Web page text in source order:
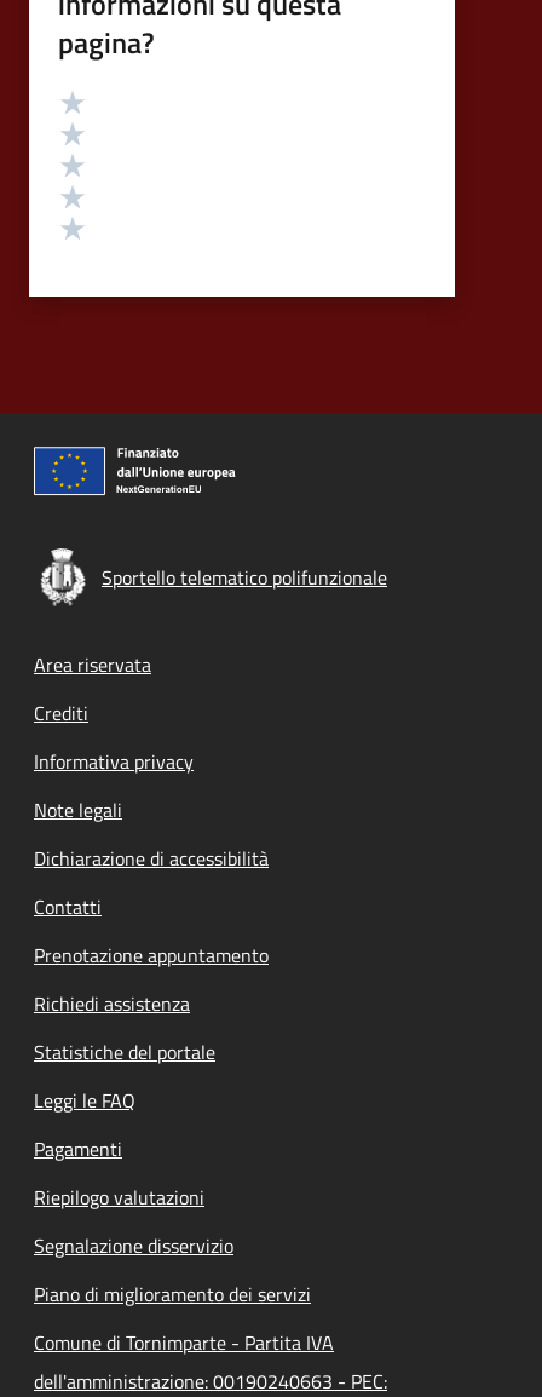
pagina?
Valutazione
Sportello telematico polifunzionale
Footer menu
Area riservata
Crediti
Informativa privacy
Note legali
Dichiarazione di accessibilità
Contatti
Prenotazione appuntamento
Richiedi assistenza
Statistiche del portale
Leggi le FAQ
Pagamenti
Riepilogo valutazioni
Segnalazione disservizio
Piano di miglioramento dei servizi
Comune di Tornimparte - Partita IVA
dell'amministrazione: 00190240663 - PEC: